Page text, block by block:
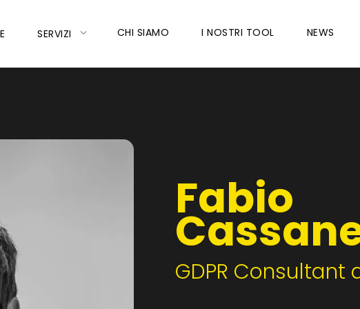
SERVIZI CHI SIAMO I NOSTRI TOOL NEWS
Fabio
GDPR Consultant